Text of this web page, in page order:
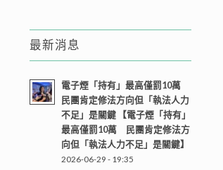
最新消息
電子煙「持有」最高僅罰10萬
民團肯定修法方向但「執法人力
不足」是關鍵 【電子煙「持有」
最高僅罰10萬 民團肯定修法方
向但「執法人力不足」是關鍵】
2026-06-29 - 19:35